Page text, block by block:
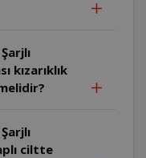
kızarıklık
ciltte